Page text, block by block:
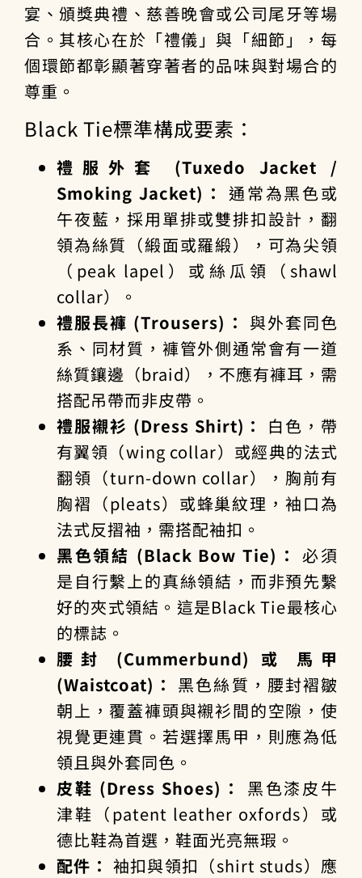
宴、頒獎典禮、慈善晚會或公司尾牙等場
合。其核心在於「禮儀」與「細節」，每
個環節都彰顯著穿著者的品味與對場合的
尊重。
Black Tie標準構成要素：
禮服外套 (Tuxedo Jacket /
Smoking Jacket)： 通常為黑色或
午夜藍，採用單排或雙排扣設計，翻
領為絲質（緞面或羅緞），可為尖領
（peak lapel）或絲瓜領（shawl
collar）。
禮服長褲 (Trousers)： 與外套同色
系、同材質，褲管外側通常會有一道
絲質鑲邊（braid），不應有褲耳，需
搭配吊帶而非皮帶。
禮服襯衫 (Dress Shirt)：
白色，帶
有翼領（wing collar）或經典的法式
翻領（turn-down collar），胸前有
胸褶（pleats）或蜂巢紋理，袖口為
法式反摺袖，需搭配袖扣。
黑色領結 (Black Bow Tie)： 必須
是自行繫上的真絲領結，而非預先繫
好的夾式領結。這是Black Tie最核心
的標誌。
腰封 (Cummerbund) 或 馬甲
(Waistcoat)： 黑色絲質，腰封褶皺
朝上，覆蓋褲頭與襯衫間的空隙，使
視覺更連貫。若選擇馬甲，則應為低
領且與外套同色。
皮鞋 (Dress Shoes)：
黑色漆皮牛
津鞋（patent leather oxfords）或
德比鞋為首選，鞋面光亮無瑕。
配件： 袖扣與領扣（shirt studs）應